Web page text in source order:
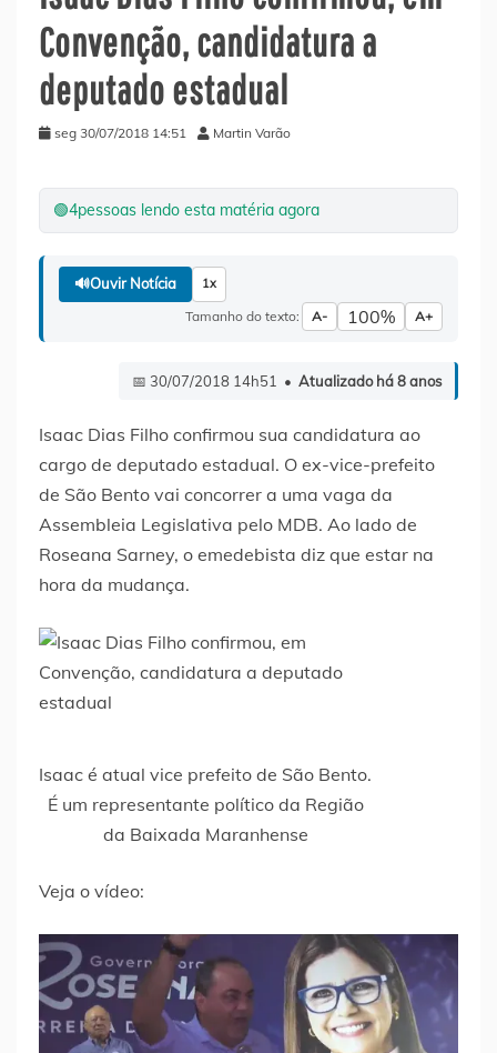
Convenção, candidatura a
deputado estadual
seg 30/07/2018 14:51 Martin Varão
🟢4pessoas lendo esta matéria agora
🔊Ouvir Notícia 1x
Tamanho do texto: A- 100% A+
📅 30/07/2018 14h51 • Atualizado há 8 anos
Isaac Dias Filho confirmou sua candidatura ao
cargo de deputado estadual. O ex-vice-prefeito
de São Bento vai concorrer a uma vaga da
Assembleia Legislativa pelo MDB. Ao lado de
Roseana Sarney, o emedebista diz que estar na
hora da mudança.
Isaac é atual vice prefeito de São Bento.
É um representante político da Região
da Baixada Maranhense
Veja o vídeo: